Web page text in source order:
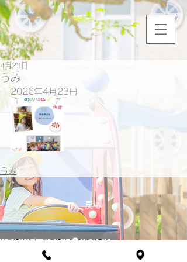
うみ
4月23日
2026年4月23日
うみ
戻る
​社会福祉法人 野原福祉会 野原保育園
〒864-0131 熊本県荒尾市川登53番地
TEL 0968-68-2623